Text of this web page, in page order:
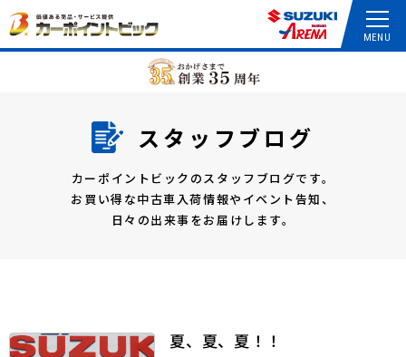
スタッフブログ
カーポイントビックのスタッフブログです。
お買い得な中古車入荷情報やイベント告知、
日々の出来事をお届けします。
夏、夏、夏！！